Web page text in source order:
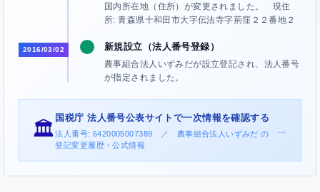
国内所在地（住所）が変更されました。 現住
所: 青森県十和田市大字伝法寺字荊窪２２番地２
2016/03/02 新規設立（法人番号登録）
農事組合法人いずみだが設立登記され、法人番号
が指定されました。
🏛️
国税庁 法人番号公表サイトで一次情報を確認する
法人番号: 6420005007389 ／ 農事組合法人いずみだ の
登記変更履歴・公式情報
→